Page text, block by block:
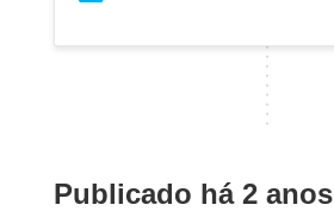
Publicado há 2 anos